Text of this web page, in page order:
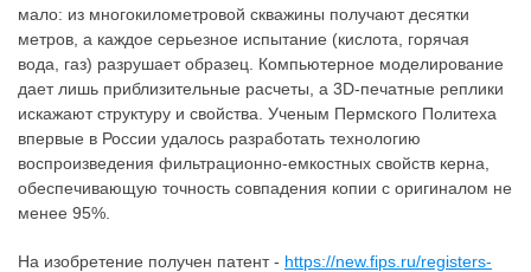
мало: из многокилометровой скважины получают десятки
метров, а каждое серьезное испытание (кислота, горячая
вода, газ) разрушает образец. Компьютерное моделирование
дает лишь приблизительные расчеты, а 3D-печатные реплики
искажают структуру и свойства. Ученым Пермского Политеха
впервые в России удалось разработать технологию
воспроизведения фильтрационно-емкостных свойств керна,
обеспечивающую точность совпадения копии с оригиналом не
менее 95%.
На изобретение получен патент - https://new.fips.ru/registers-